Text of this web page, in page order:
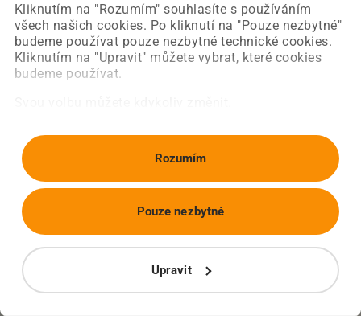
Kliknutím na "Rozumím" souhlasíte s používáním
všech našich cookies. Po kliknutí na "Pouze nezbytné"
budeme používat pouze nezbytné technické cookies.
Kliknutím na "Upravit" můžete vybrat, které cookies
budeme používat.
Rozumím
Upravit
Pouze nezbytné
Obnovit stránku Úvodní strana